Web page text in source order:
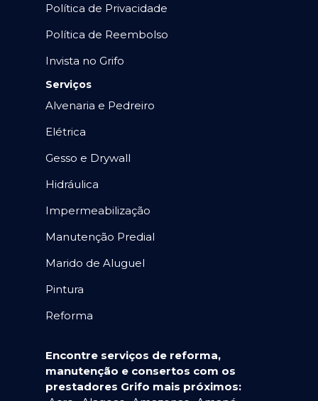
Política de Privacidade
Política de Reembolso
Invista no Grifo
Serviços
Alvenaria e Pedreiro
Elétrica
Gesso e Drywall
Hidráulica
Impermeabilização
Manutenção Predial
Marido de Aluguel
Pintura
Reforma
Encontre serviços de reforma,
manutenção e consertos com os
prestadores Grifo mais próximos: